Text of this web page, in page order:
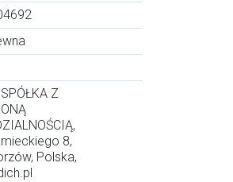
Z
8,
Polska,